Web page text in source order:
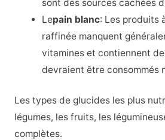
sont des sources cachées
Lepain blanc: Les produits
raffinée manquent
vitamines et contiennent
devraient être consommés
Les types de glucides les plus
légumes, les fruits, les
complètes.